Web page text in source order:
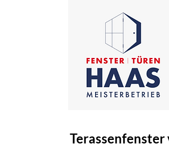
Terassenfenster